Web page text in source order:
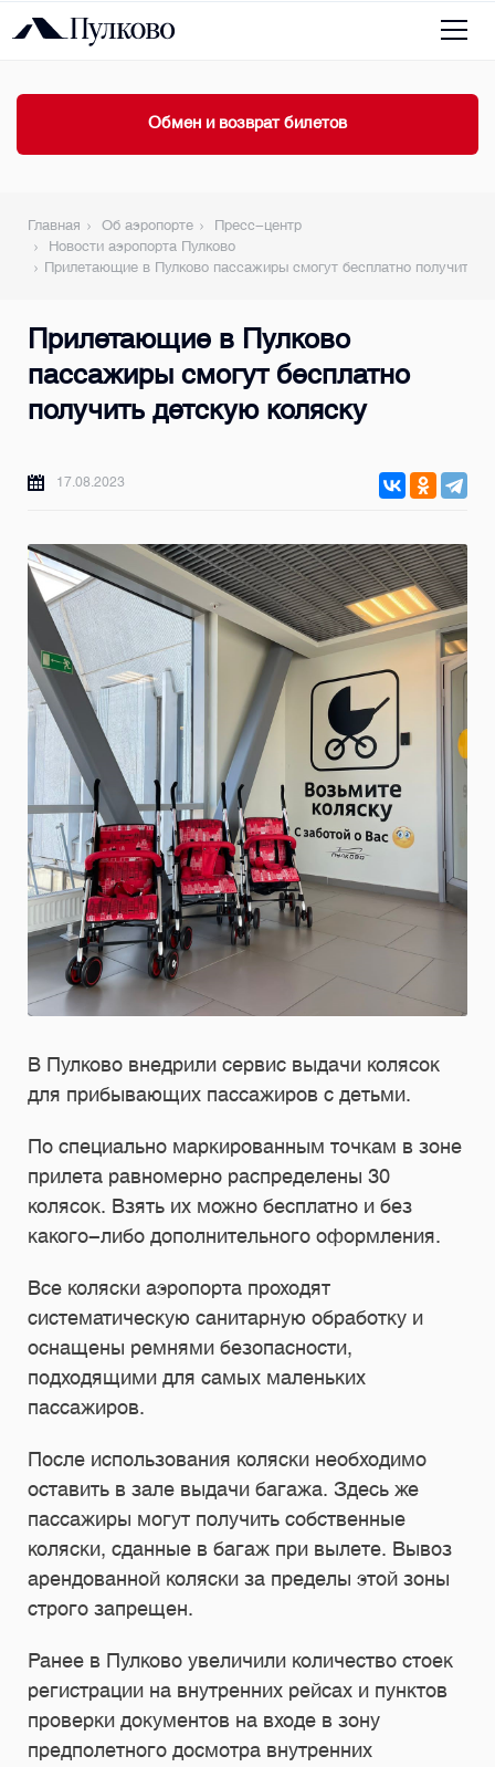
Обмен и возврат билетов
Главная Об аэропорте
Пресс-центр
Новости аэропорта Пулково
Прилетающие в Пулково пассажиры смогут бесплатно получить
Прилетающие в Пулково
пассажиры смогут бесплатно
получить детскую коляску
17.08.2023
В Пулково внедрили сервис выдачи колясок
для прибывающих пассажиров с детьми.
По специально маркированным точкам в зоне
прилета равномерно распределены 30
колясок. Взять их можно бесплатно и без
какого-либо дополнительного оформления.
Все коляски аэропорта проходят
систематическую санитарную обработку и
оснащены ремнями безопасности,
подходящими для самых маленьких
пассажиров.
После использования коляски необходимо
оставить в зале выдачи багажа. Здесь же
пассажиры могут получить собственные
коляски, сданные в багаж при вылете. Вывоз
арендованной коляски за пределы этой зоны
строго запрещен.
Ранее в Пулково увеличили количество стоек
регистрации на внутренних рейсах и пунктов
проверки документов на входе в зону
предполетного досмотра внутренних